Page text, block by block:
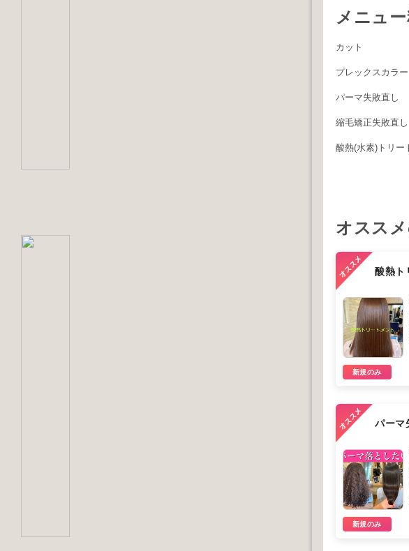
メニュ
カット
プレックスカラー
パーマ失敗直し
縮毛矯正失敗直し
酸熱(水素)トリー
オスス
酸熱ト
新規のみ
パーマ
新規のみ